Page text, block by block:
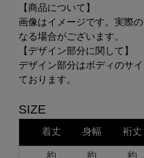
【商品について】
画像はイメージです。実際
なる場合がございます。
【デザイン部分に関して】
デザイン部分はボディのサ
ております。
SIZE
着丈 身幅 裄丈
約 約 約